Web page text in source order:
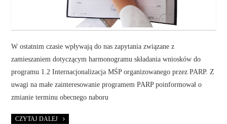
W ostatnim czasie wpływają do nas zapytania związane z
zamieszaniem dotyczącym harmonogramu składania wniosków do
programu 1.2 Internacjonalizacja MŚP organizowanego przez PARP. Z
uwagi na małe zainteresowanie programem PARP poinformował o
zmianie terminu obecnego naboru
CZYTAJ DALEJ